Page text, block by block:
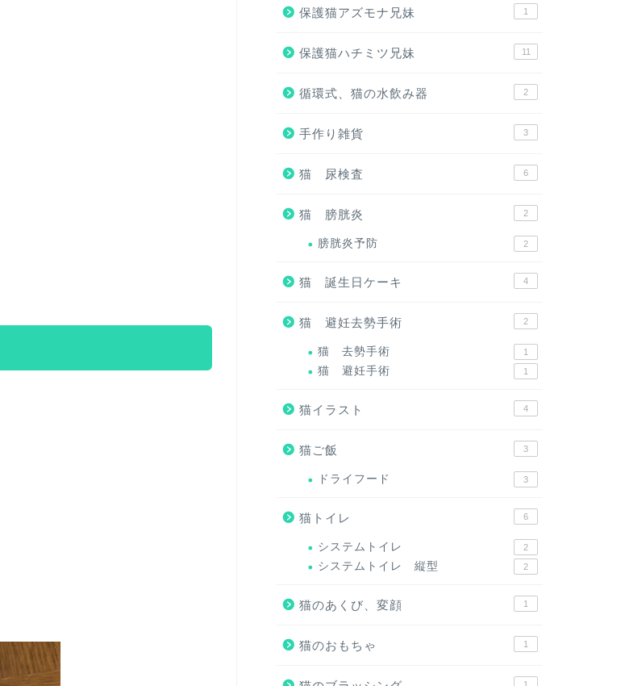
保護猫アズモナ兄妹 1
保護猫ハチミツ兄妹 11
循環式、猫の水飲み器 2
手作り雑貨 3
猫 尿検査 6
猫 膀胱炎 2
膀胱炎予防 2
猫 誕生日ケーキ 4
猫 避妊去勢手術 2
猫 去勢手術 1
猫 避妊手術 1
猫イラスト 4
猫ご飯 3
ドライフード 3
猫トイレ 6
システムトイレ 2
システムトイレ 縦型 2
猫のあくび、変顔 1
猫のおもちゃ 1